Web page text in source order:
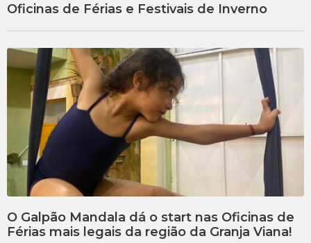
Oficinas de Férias e Festivais de Inverno
O Galpão Mandala dá o start nas Oficinas de
Férias mais legais da região da Granja Viana!